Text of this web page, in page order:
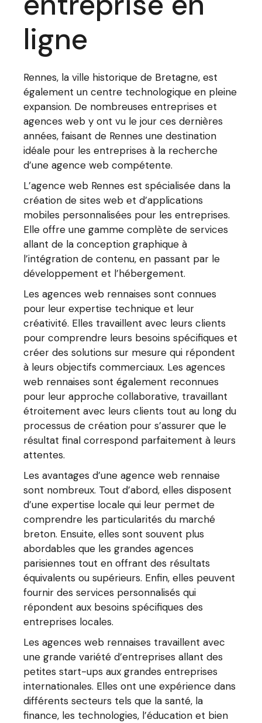
ligne
Rennes, la ville historique de Bretagne, est
également un centre technologique en pleine
expansion. De nombreuses entreprises et
agences web y ont vu le jour ces dernières
années, faisant de Rennes une destination
idéale pour les entreprises à la recherche
d’une agence web compétente.
L’agence web Rennes est spécialisée dans la
création de sites web et d’applications
mobiles personnalisées pour les entreprises.
Elle offre une gamme complète de services
allant de la conception graphique à
l’intégration de contenu, en passant par le
développement et l’hébergement.
Les agences web rennaises sont connues
pour leur expertise technique et leur
créativité. Elles travaillent avec leurs clients
pour comprendre leurs besoins spécifiques et
créer des solutions sur mesure qui répondent
à leurs objectifs commerciaux. Les agences
web rennaises sont également reconnues
pour leur approche collaborative, travaillant
étroitement avec leurs clients tout au long du
processus de création pour s’assurer que le
résultat final correspond parfaitement à leurs
attentes.
Les avantages d’une agence web rennaise
sont nombreux. Tout d’abord, elles disposent
d’une expertise locale qui leur permet de
comprendre les particularités du marché
breton. Ensuite, elles sont souvent plus
abordables que les grandes agences
parisiennes tout en offrant des résultats
équivalents ou supérieurs. Enfin, elles peuvent
fournir des services personnalisés qui
répondent aux besoins spécifiques des
entreprises locales.
Les agences web rennaises travaillent avec
une grande variété d’entreprises allant des
petites start-ups aux grandes entreprises
internationales. Elles ont une expérience dans
différents secteurs tels que la santé, la
finance, les technologies, l’éducation et bien